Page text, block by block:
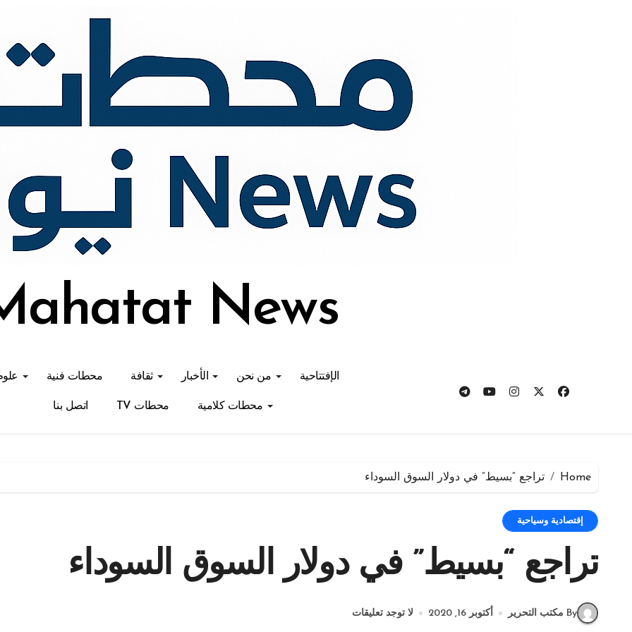
News
الإفتتاحية من نحن الأخبار ثقافة محطات فنية
محطات كلامية محطات TV اتصل بنا
Home تراجع “بسيط” في دولار السوق السوداء
إقتصادية وسياحية
تراجع “بسيط” في دولار السوق السوداء
By مكتب التحرير أكتوبر 16, 2020 لا توجد تعليقات